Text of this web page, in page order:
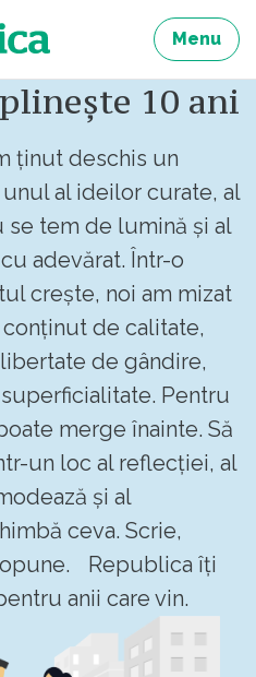
Menu
10 ani
ținut deschis un
unul al ideilor curate, al
tem de lumină și al
adevărat. Într-o
crește, noi am mizat
de calitate,
de gândire,
Pentru
merge înainte. Să
un loc al reflecției, al
și al
ceva. Scrie,
Republica îți
anii care vin.